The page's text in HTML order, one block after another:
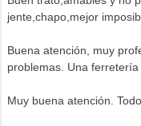
jente,chapo,mejor
Buena atención, muy
problemas. Una
Muy buena atención.